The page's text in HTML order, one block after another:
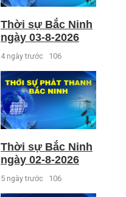
Thời sự Bắc Ninh
ngày 03-8-2026
4 ngày trước 106
Thời sự Bắc Ninh
ngày 02-8-2026
5 ngày trước 106